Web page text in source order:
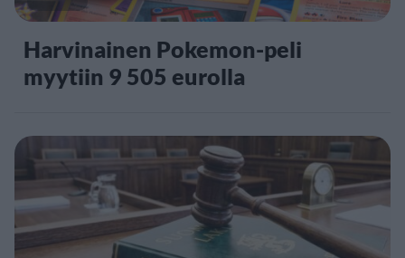
Harvinainen Pokemon-peli
myytiin 9 505 eurolla